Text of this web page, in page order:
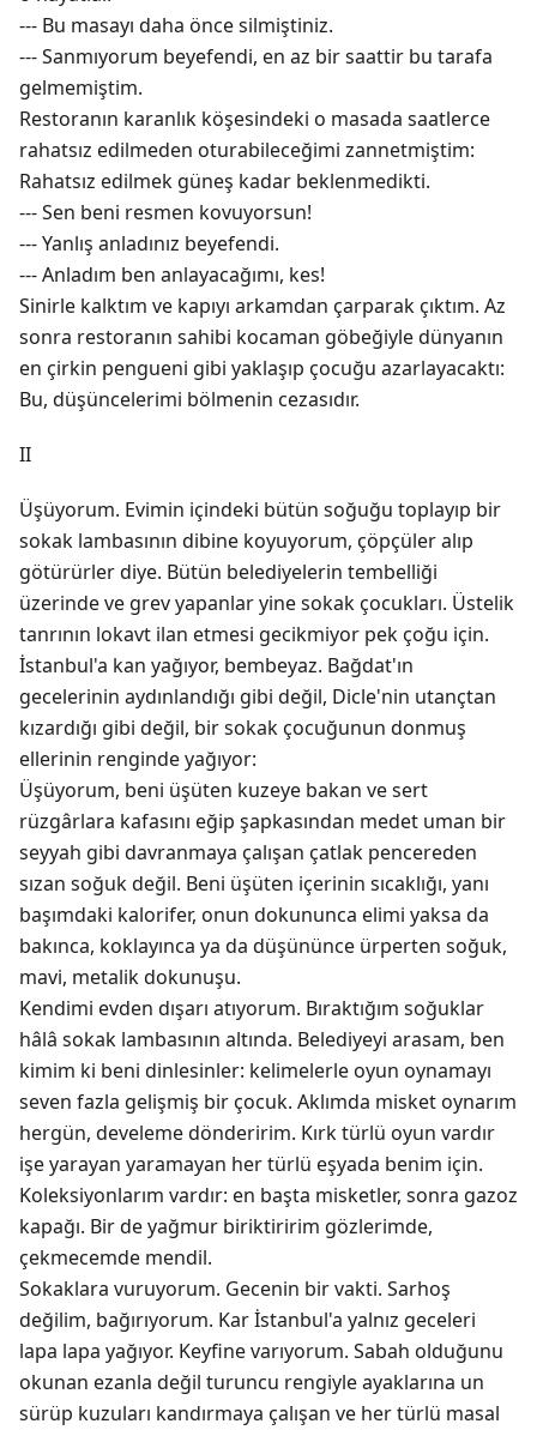
--- Bu masayı daha önce silmiştiniz.
--- Sanmıyorum beyefendi, en az bir saattir bu tarafa
gelmemiştim.
Restoranın karanlık köşesindeki o masada saatlerce
rahatsız edilmeden oturabileceğimi zannetmiştim:
Rahatsız edilmek güneş kadar beklenmedikti.
--- Sen beni resmen kovuyorsun!
--- Yanlış anladınız beyefendi.
--- Anladım ben anlayacağımı, kes!
Sinirle kalktım ve kapıyı arkamdan çarparak çıktım. Az
sonra restoranın sahibi kocaman göbeğiyle dünyanın
en çirkin pengueni gibi yaklaşıp çocuğu azarlayacaktı:
Bu, düşüncelerimi bölmenin cezasıdır.
II
Üşüyorum. Evimin içindeki bütün soğuğu toplayıp bir
sokak lambasının dibine koyuyorum, çöpçüler alıp
götürürler diye. Bütün belediyelerin tembelliği
üzerinde ve grev yapanlar yine sokak çocukları. Üstelik
tanrının lokavt ilan etmesi gecikmiyor pek çoğu için.
İstanbul'a kan yağıyor, bembeyaz. Bağdat'ın
gecelerinin aydınlandığı gibi değil, Dicle'nin utançtan
kızardığı gibi değil, bir sokak çocuğunun donmuş
ellerinin renginde yağıyor:
Üşüyorum, beni üşüten kuzeye bakan ve sert
rüzgârlara kafasını eğip şapkasından medet uman bir
seyyah gibi davranmaya çalışan çatlak pencereden
sızan soğuk değil. Beni üşüten içerinin sıcaklığı, yanı
başımdaki kalorifer, onun dokununca elimi yaksa da
bakınca, koklayınca ya da düşününce ürperten soğuk,
mavi, metalik dokunuşu.
Kendimi evden dışarı atıyorum. Bıraktığım soğuklar
hâlâ sokak lambasının altında. Belediyeyi arasam, ben
kimim ki beni dinlesinler: kelimelerle oyun oynamayı
seven fazla gelişmiş bir çocuk. Aklımda misket oynarım
hergün, develeme dönderirim. Kırk türlü oyun vardır
işe yarayan yaramayan her türlü eşyada benim için.
Koleksiyonlarım vardır: en başta misketler, sonra gazoz
kapağı. Bir de yağmur biriktiririm gözlerimde,
çekmecemde mendil.
Sokaklara vuruyorum. Gecenin bir vakti. Sarhoş
değilim, bağırıyorum. Kar İstanbul'a yalnız geceleri
lapa lapa yağıyor. Keyfine varıyorum. Sabah olduğunu
okunan ezanla değil turuncu rengiyle ayaklarına un
sürüp kuzuları kandırmaya çalışan ve her türlü masal